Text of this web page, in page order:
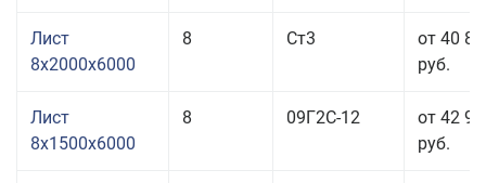
Лист
8x2000x6000
8 Ст3
от 40
руб.
Лист
8x1500x6000
8 09Г2С-12
от 42
руб.